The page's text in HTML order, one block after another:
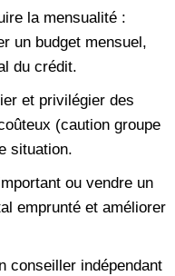
la mensualité :
un budget mensuel,
du crédit.
et privilégier des
(caution groupe
situation.
ou vendre un
emprunté et améliorer
conseiller indépendant